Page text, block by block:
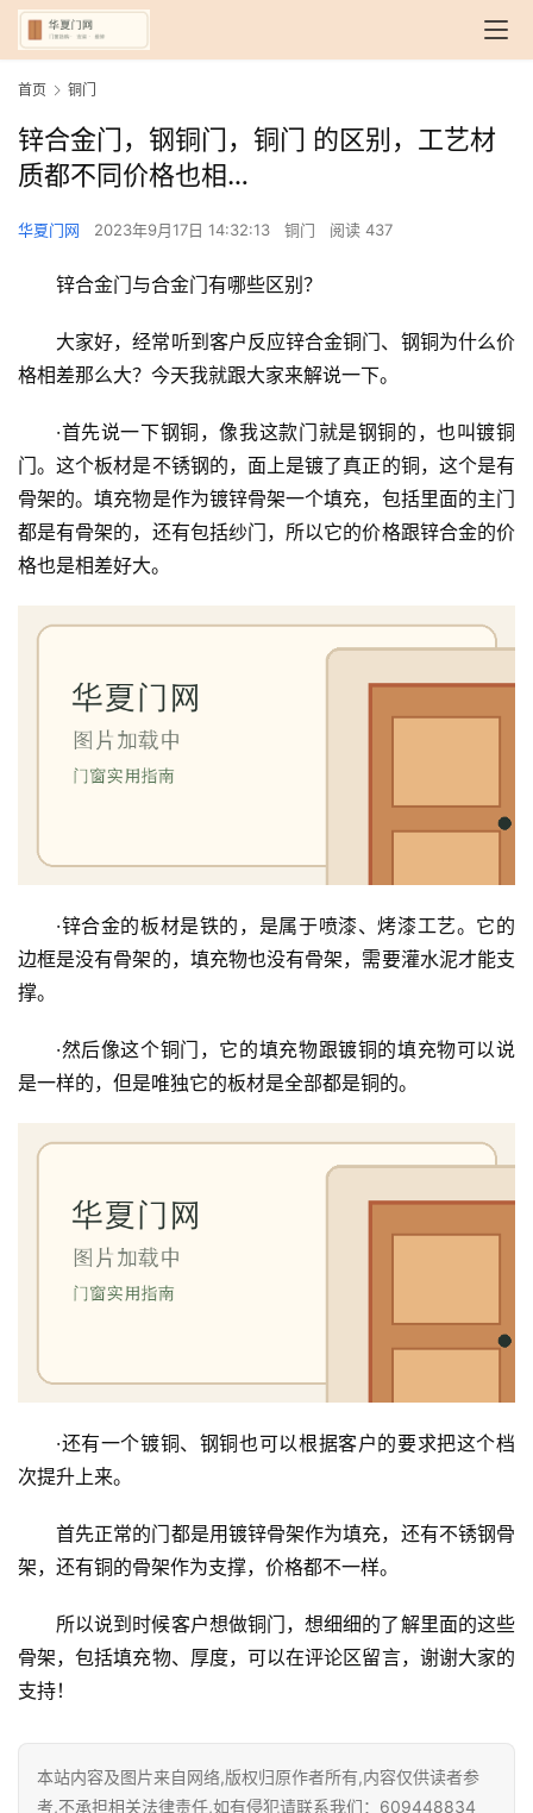
生
大
铸
铝
门
套
首页 铜门
锌合金门，钢铜门，铜门 的区别，工艺材
质都不同价格也相…
华夏门网 2023年9月17日 14:32:13 铜门 阅读 437
锌合金门与合金门有哪些区别？
大家好，经常听到客户反应锌合金铜门、钢铜为什么价
格相差那么大？今天我就跟大家来解说一下。
·首先说一下钢铜，像我这款门就是钢铜的，也叫镀铜
门。这个板材是不锈钢的，面上是镀了真正的铜，这个是有
骨架的。填充物是作为镀锌骨架一个填充，包括里面的主门
都是有骨架的，还有包括纱门，所以它的价格跟锌合金的价
格也是相差好大。
·锌合金的板材是铁的，是属于喷漆、烤漆工艺。它的
边框是没有骨架的，填充物也没有骨架，需要灌水泥才能支
撑。
·然后像这个铜门，它的填充物跟镀铜的填充物可以说
是一样的，但是唯独它的板材是全部都是铜的。
·还有一个镀铜、钢铜也可以根据客户的要求把这个档
次提升上来。
首先正常的门都是用镀锌骨架作为填充，还有不锈钢骨
架，还有铜的骨架作为支撑，价格都不一样。
所以说到时候客户想做铜门，想细细的了解里面的这些
骨架，包括填充物、厚度，可以在评论区留言，谢谢大家的
支持！
本站内容及图片来自网络,版权归原作者所有,内容仅供读者参
考,不承担相关法律责任,如有侵犯请联系我们：609448834